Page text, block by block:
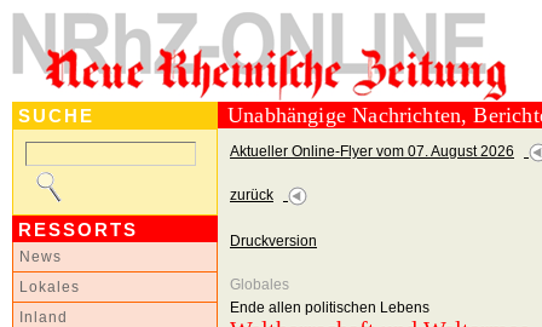
SUCHE
RESSORTS
News
Lokales
Inland
Unabhängige Nachrichten,
Aktueller Online-Flyer vom 07. August 2026
zurück
Druckversion
Globales
Ende allen politischen Lebens